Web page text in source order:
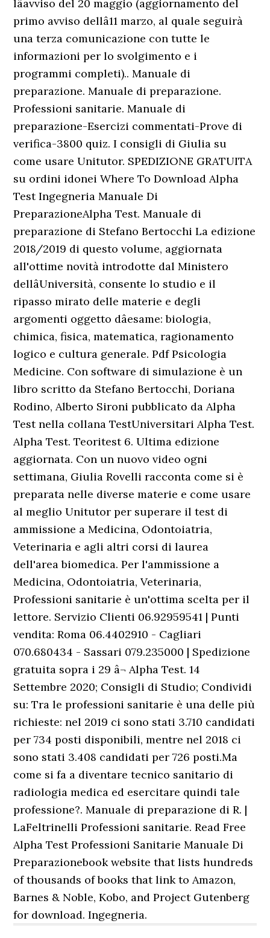
lâavviso del 20 maggio (aggiornamento del
primo avviso dellâ11 marzo, al quale seguirà
una terza comunicazione con tutte le
informazioni per lo svolgimento e i
programmi completi).. Manuale di
preparazione. Manuale di preparazione.
Professioni sanitarie. Manuale di
preparazione-Esercizi commentati-Prove di
verifica-3800 quiz. I consigli di Giulia su
come usare Unitutor. SPEDIZIONE GRATUITA
su ordini idonei Where To Download Alpha
Test Ingegneria Manuale Di
PreparazioneAlpha Test. Manuale di
preparazione di Stefano Bertocchi La edizione
2018/2019 di questo volume, aggiornata
all'ottime novità introdotte dal Ministero
dellâUniversità, consente lo studio e il
ripasso mirato delle materie e degli
argomenti oggetto dâesame: biologia,
chimica, fisica, matematica, ragionamento
logico e cultura generale. Pdf Psicologia
Medicine. Con software di simulazione è un
libro scritto da Stefano Bertocchi, Doriana
Rodino, Alberto Sironi pubblicato da Alpha
Test nella collana TestUniversitari Alpha Test.
Alpha Test. Teoritest 6. Ultima edizione
aggiornata. Con un nuovo video ogni
settimana, Giulia Rovelli racconta come si è
preparata nelle diverse materie e come usare
al meglio Unitutor per superare il test di
ammissione a Medicina, Odontoiatria,
Veterinaria e agli altri corsi di laurea
dell'area biomedica. Per l'ammissione a
Medicina, Odontoiatria, Veterinaria,
Professioni sanitarie è un'ottima scelta per il
lettore. Servizio Clienti 06.92959541 | Punti
vendita: Roma 06.4402910 - Cagliari
070.680434 - Sassari 079.235000 | Spedizione
gratuita sopra i 29 â¬ Alpha Test. 14
Settembre 2020; Consigli di Studio; Condividi
su: Tra le professioni sanitarie è una delle più
richieste: nel 2019 ci sono stati 3.710 candidati
per 734 posti disponibili, mentre nel 2018 ci
sono stati 3.408 candidati per 726 posti.Ma
come si fa a diventare tecnico sanitario di
radiologia medica ed esercitare quindi tale
professione?. Manuale di preparazione di R. |
LaFeltrinelli Professioni sanitarie. Read Free
Alpha Test Professioni Sanitarie Manuale Di
Preparazionebook website that lists hundreds
of thousands of books that link to Amazon,
Barnes & Noble, Kobo, and Project Gutenberg
for download. Ingegneria.